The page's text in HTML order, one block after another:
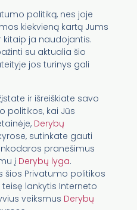
politiką, nes joje
kiekvieną kartą Jums
ja naudojantis.
su aktualia šio
jos turinys gali
ir išreiškiate savo
politikos, kai Jūs
Derybų
sutinkate gauti
pranešimus
į Derybų lyga.
šios Privatumo politikos
lankytis Interneto
veiksmus Derybų